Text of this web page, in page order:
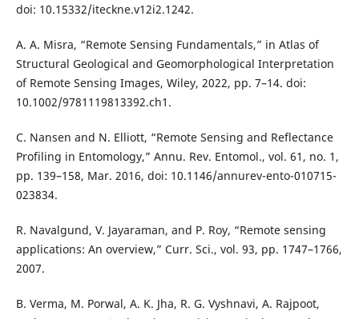
doi: 10.15332/iteckne.v12i2.1242.
A. A. Misra, “Remote Sensing Fundamentals,” in Atlas of
Structural Geological and Geomorphological Interpretation
of Remote Sensing Images, Wiley, 2022, pp. 7–14. doi:
10.1002/9781119813392.ch1.
C. Nansen and N. Elliott, “Remote Sensing and Reflectance
Profiling in Entomology,” Annu. Rev. Entomol., vol. 61, no. 1,
pp. 139–158, Mar. 2016, doi: 10.1146/annurev-ento-010715-
023834.
R. Navalgund, V. Jayaraman, and P. Roy, “Remote sensing
applications: An overview,” Curr. Sci., vol. 93, pp. 1747–1766,
2007.
B. Verma, M. Porwal, A. K. Jha, R. G. Vyshnavi, A. Rajpoot,